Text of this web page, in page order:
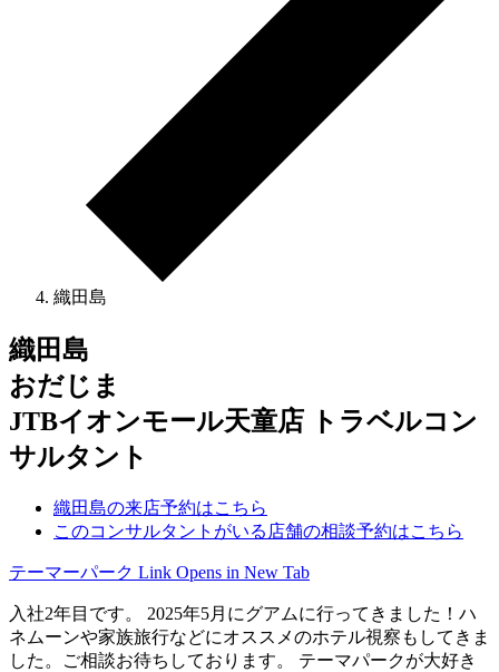
織田島
織田島
おだじま
JTBイオンモール天童店 トラベルコン
サルタント
織田島の来店予約はこちら
このコンサルタントがいる店舗の相談予約はこちら
テーマーパーク Link Opens in New Tab
入社2年目です。 2025年5月にグアムに行ってきました！ハ
ネムーンや家族旅行などにオススメのホテル視察もしてきま
した。ご相談お待ちしております。 テーマパークが大好き